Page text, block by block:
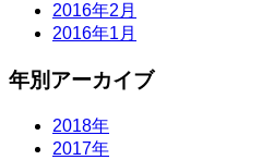
2016年2月
2016年1月
年別アーカイブ
2018年
2017年